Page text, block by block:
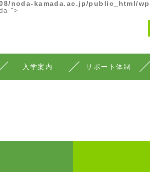
noda-kamada.ac.jp/public_html/
">
入学案内 サポート体制
進路実績